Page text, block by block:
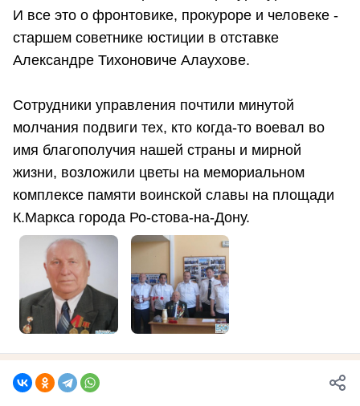
И все это о фронтовике, прокуроре и человеке -
старшем советнике юстиции в отставке
Александре Тихоновиче Алаухове.
Сотрудники управления почтили минутой
молчания подвиги тех, кто когда-то воевал во
имя благополучия нашей страны и мирной
жизни, возложили цветы на мемориальном
комплексе памяти воинской славы на площади
К.Маркса города Ро-стова-на-Дону.